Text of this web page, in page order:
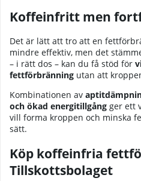
Koffeinfritt men
Det är lätt att tro att en
mindre effektiv, men det
– i rätt dos – kan du få stöd för
fettförbränning utan att
Kombinationen av
och ökad energitillgång ger ett
vill forma kroppen och minska
sätt.
Köp koffeinfria
Tillskottsbolaget